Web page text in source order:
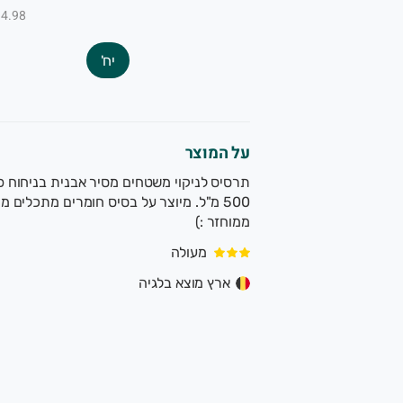
₪4.98 ל-
יח'
על המוצר
תרסיס לניקוי משטחים מסיר אבנית בניחוח
ממוחזר :)
מעולה
ארץ מוצא בלגיה